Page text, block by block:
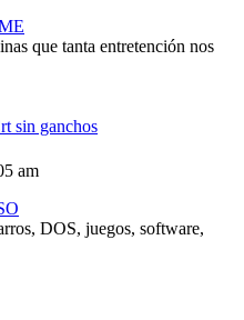
que tanta entretención nos
sin ganchos
am
DOS, juegos, software,